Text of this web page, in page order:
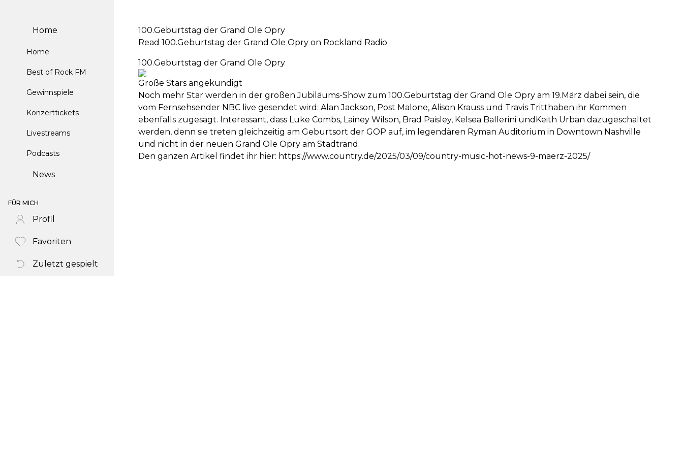
Home
Home
Best of Rock FM
Gewinnspiele
Konzerttickets
Livestreams
Podcasts
News
FÜR MICH
Profil
Favoriten
Zuletzt gespielt
100.Geburtstag der Grand Ole Opry
Read 100.Geburtstag der Grand Ole Opry on Rockland Radio
100.Geburtstag der Grand Ole Opry
Große Stars angekündigt
Noch mehr Star werden in der großen Jubiläums-Show zum 100.Geburtstag der Grand Ole Opry am 19.März dabei sein, die
vom Fernsehsender NBC live gesendet wird: Alan Jackson, Post Malone, Alison Krauss und Travis Tritthaben ihr Kommen
ebenfalls zugesagt. Interessant, dass Luke Combs, Lainey Wilson, Brad Paisley, Kelsea Ballerini undKeith Urban dazugeschaltet
werden, denn sie treten gleichzeitig am Geburtsort der GOP auf, im legendären Ryman Auditorium in Downtown Nashville
und nicht in der neuen Grand Ole Opry am Stadtrand.
Den ganzen Artikel findet ihr hier: https://www.country.de/2025/03/09/country-music-hot-news-9-maerz-2025/